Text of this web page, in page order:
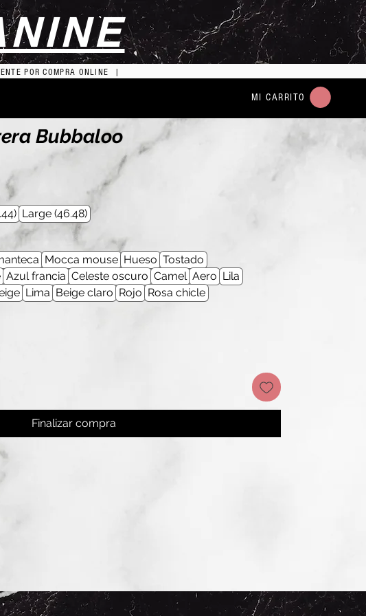
POR COMPRA ONLINE |
MI CARRITO
Bubbaloo
Large (46.48)
Mocca mouse Hueso Tostado
Azul francia Celeste oscuro Camel Aero Lila
Lima Beige claro Rojo Rosa chicle
Finalizar compra